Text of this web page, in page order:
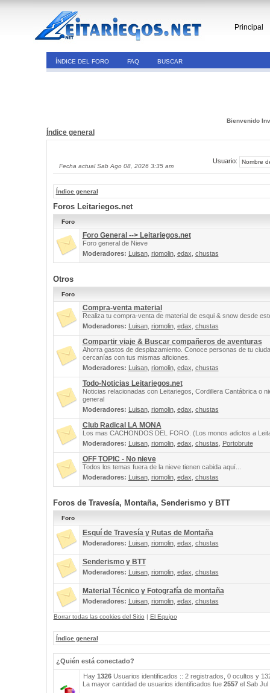
Principal
ÍNDICE DEL FORO FAQ BUSCAR
Bienvenido
Índice general
Fecha actual Sab Ago 08, 2026 3:35 am
Usuario:
Índice general
Foros Leitariegos.net
Foro
Foro General --> Leitariegos.net
Foro general de Nieve
Moderadores: Luisan, riomolin, edax chustas
Otros
Foro
Compra-venta material
Realiza tu compra-venta de material de esqui & snow desde
Moderadores: Luisan, riomolin, edax chustas
Compartir viaje & Buscar compañeros de aventuras
Ahorra gastos de desplazamiento. Conoce personas de tu
cercanías con tus mismas aficiones.
Moderadores: Luisan, riomolin, edax chustas
Todo-Noticias Leitariegos.net
Noticias relacionadas con Leitariegos, Cordillera Cantábrica o
general
Moderadores: Luisan, riomolin, edax chustas
Club Radical LA MONA
Los mas CACHONDOS DEL FORO. (Los monos adictos a
Moderadores: Luisan, riomolin, edax chustas Portobrute
OFF TOPIC - No nieve
Todos los temas fuera de la nieve tienen cabida aquí...
Moderadores: Luisan, riomolin, edax chustas
Foros de Travesía, Montaña, Senderismo y BTT
Foro
Esquí de Travesía y Rutas de Montaña
Moderadores: Luisan, riomolin, edax chustas
Senderismo y BTT
Moderadores: Luisan, riomolin, edax chustas
Material Técnico y Fotografía de montaña
Moderadores: Luisan, riomolin, edax chustas
Borrar todas las cookies del Sitio | El Equipo
Índice general
¿Quién está conectado?
Hay 1326Usuarios identificados :: 2 registrados, 0 ocultos y
La mayor cantidad de usuarios identificados fue 2557el Sab Jul